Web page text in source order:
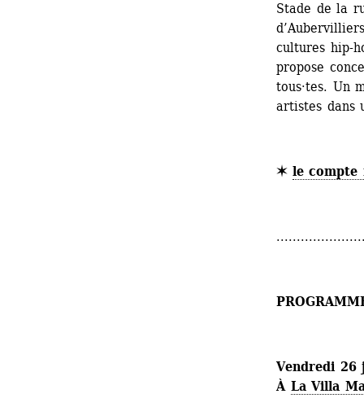
Stade de la
cultures hip-
propose
tous·tes. Un
artistes dans
✶ le compte
Vendredi
À La Villa